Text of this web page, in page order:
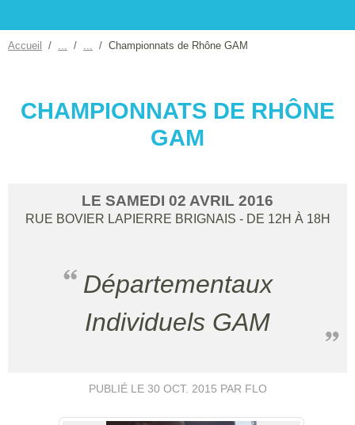
Accueil Championnats de Rhône GAM
CHAMPIONNATS DE RHÔNE
GAM
LE SAMEDI 02 AVRIL 2016
RUE BOVIER LAPIERRE BRIGNAIS - DE 12H À 18H
Départementaux
Individuels GAM
PUBLIÉ LE 30 OCT. 2015 PAR FLO